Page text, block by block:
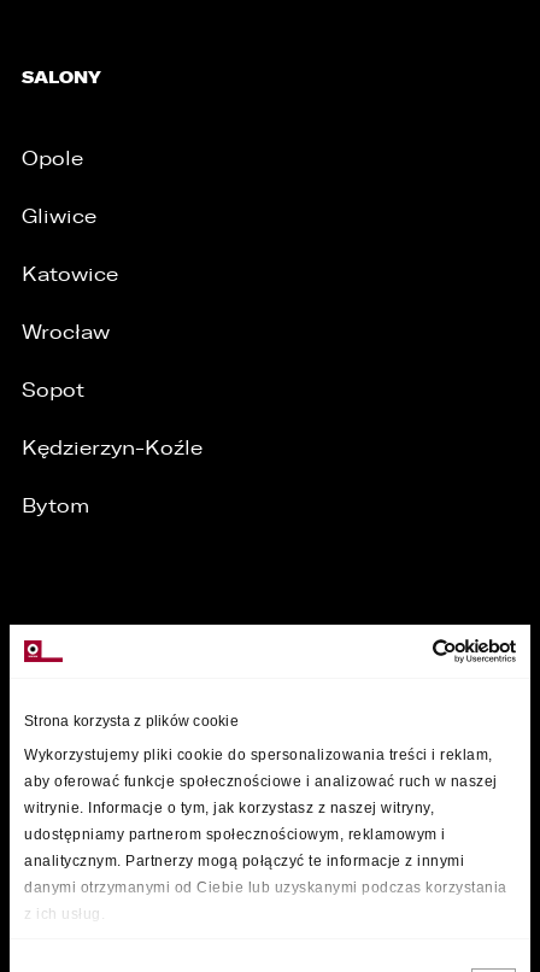
Strona korzysta z plików cookie
Wykorzystujemy pliki cookie do spersonalizowania treści i reklam,
aby oferować funkcje społecznościowe i analizować ruch w naszej
witrynie. Informacje o tym, jak korzystasz z naszej witryny,
udostępniamy partnerom społecznościowym, reklamowym i
analitycznym. Partnerzy mogą połączyć te informacje z innymi
danymi otrzymanymi od Ciebie lub uzyskanymi podczas korzystania
z ich usług.
SALONY
Opole
Gliwice
Katowice
Wrocław
Sopot
Kędzierzyn-Koźle
Bytom